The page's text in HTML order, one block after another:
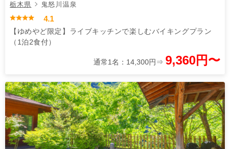
栃木県 鬼怒川温泉
4.1
【ゆめやど限定】ライブキッチンで楽しむバイキングプラン
（1泊2食付）
通常1名：14,300円⇒ 9,360円〜